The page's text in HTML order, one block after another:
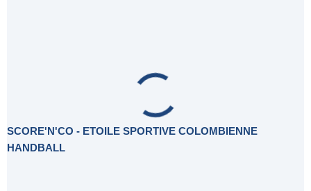
SCORE'N'CO - ETOILE SPORTIVE COLOMBIENNE
HANDBALL